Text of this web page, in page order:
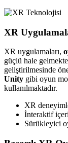
XR
XR uygulamaları,
güçlü hale
geliştirilmesinde
Unity gibi oyun
kullanılmaktadır.
XR
İnteraktif
Sürükleyici